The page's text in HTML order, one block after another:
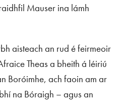
Mauser ina lámh
aisteach an rud é feirmeoir
Theas a bheith á léiriú
Boróimhe, ach faoin am ar
na Bóraigh – agus an